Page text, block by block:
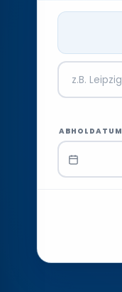
ABHOLDATUM